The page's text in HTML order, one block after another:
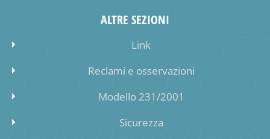
ALTRE SEZIONI
Link
Reclami e osservazioni
Modello 231/2001
Sicurezza